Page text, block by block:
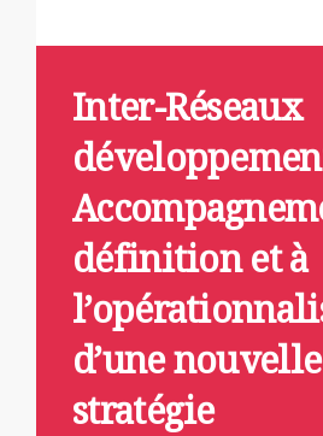
Inter-Réseaux
définition et à
d’une nouvelle
stratégie